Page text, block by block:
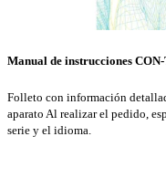
Manual de instrucciones
Folleto con información
aparato Al realizar el pedido,
serie y el idioma.